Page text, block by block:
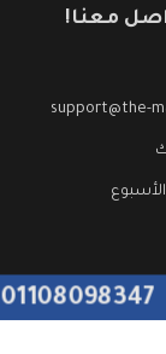
معنا!
support@the-
01108098347